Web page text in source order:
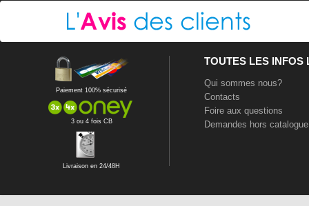
Paiement 100% sécurisé
3 ou 4 fois CB
Livraison en 24/48H
TOUTES LES INFOS
Qui sommes nous?
Contacts
Foire aux questions
Demandes hors catalogue